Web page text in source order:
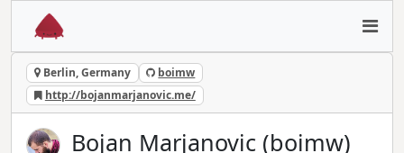
Berlin, Germany
boimw
http://bojanmarjanovic.me/
Bojan Marjanovic (boimw)